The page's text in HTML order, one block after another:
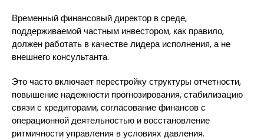
Временный финансовый директор в среде,
поддерживаемой частным инвестором, как правило,
должен работать в качестве лидера исполнения, а не
внешнего консультанта.
Это часто включает перестройку структуры отчетности,
повышение надежности прогнозирования, стабилизацию
связи с кредиторами, согласование финансов с
операционной деятельностью и восстановление
ритмичности управления в условиях давления.